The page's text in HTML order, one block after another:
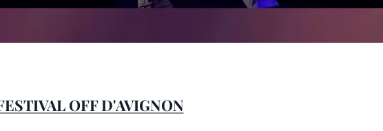
OFF D'AVIGNON